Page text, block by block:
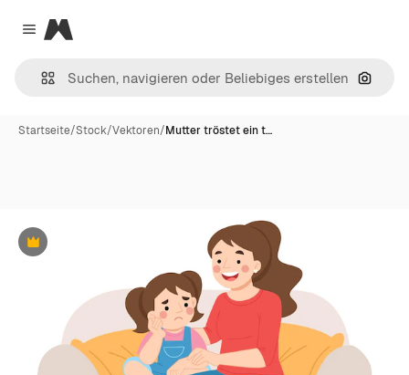
Close menu
Magnific
Nach
Startseite/Stock/Vektoren/Mutter tröstet ein t…
Premium